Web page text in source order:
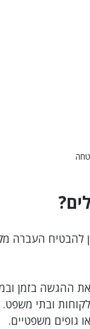
להבטיח העברה
ההגשה בזמן
ובתי משפט.
גופים משפטיים.